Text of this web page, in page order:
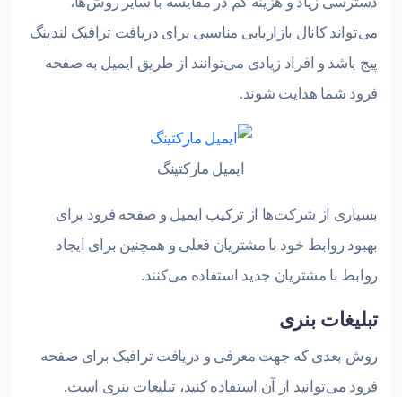
می‌تواند کانال بازاریابی مناسبی برای دریافت ترافیک لندینگ
پیج‌ باشد و افراد زیادی می‌توانند از طریق ایمیل به صفحه
فرود شما هدایت شوند.
ایمیل مارکتینگ
بسیاری از شرکت‌ها از ترکیب ایمیل و صفحه فرود برای
بهبود روابط خود با مشتریان فعلی و همچنین برای ایجاد
روابط با مشتریان جدید استفاده می‌کنند.
تبلیغات بنری
روش بعدی که جهت معرفی و دریافت ترافیک برای صفحه
فرود می‌توانید از آن استفاده کنید، تبلیغات بنری است.